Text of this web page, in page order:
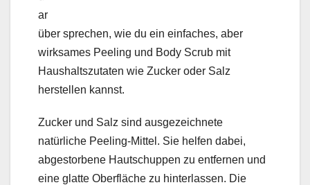
ar
über sprechen, wie du ein einfaches, aber
wirksames Peeling und Body Scrub mit
Haushaltszutaten wie Zucker oder Salz
herstellen kannst.
Zucker und Salz sind ausgezeichnete
natürliche Peeling-Mittel. Sie helfen dabei,
abgestorbene Hautschuppen zu entfernen und
eine glatte Oberfläche zu hinterlassen. Die